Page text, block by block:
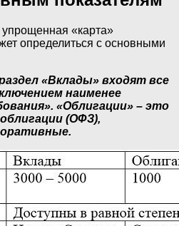
«карта»
определиться с основными
«Вклады» входят все
наименее
«Облигации» – это
(ОФЗ),